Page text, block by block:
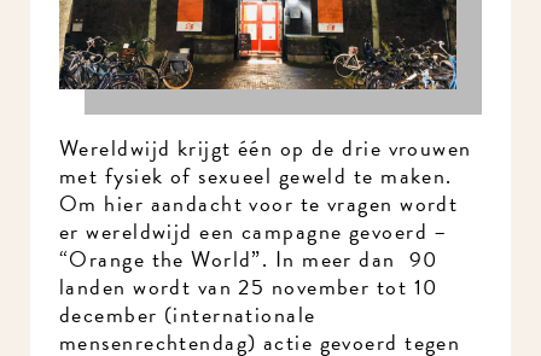
Wereldwijd krijgt één op de drie vrouwen
met fysiek of sexueel geweld te maken.
Om hier aandacht voor te vragen wordt
er wereldwijd een campagne gevoerd –
“Orange the World”. In meer dan 90
landen wordt van 25 november tot 10
december (internationale
mensenrechtendag) actie gevoerd tegen